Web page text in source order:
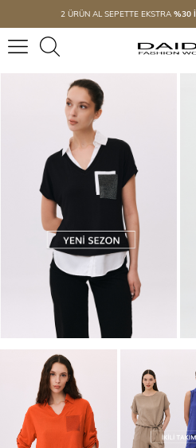
2 ÜRÜN AL SEPETTE EKSTRA %30